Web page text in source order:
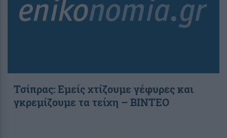
Τσίπρας: Εμείς χτίζουμε γέφυρες και
γκρεμίζουμε τα τείχη – BINTEO